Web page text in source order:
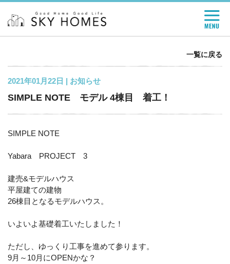
一覧に戻る
2021年01月22日 | お知らせ
SIMPLE NOTE モデル 4棟目 着工！
SIMPLE NOTE
Yabara PROJECT 3
建売&モデルハウス
平屋建ての建物
26棟目となるモデルハウス。
いよいよ基礎着工いたしました！
ただし、ゆっくり工事を進めて参ります。
9月～10月にOPENかな？